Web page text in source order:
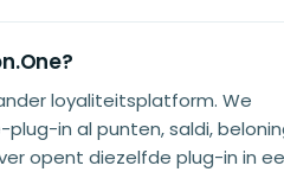
loyaliteitsplatform. We
in al punten, saldi,
opent diezelfde plug-in in